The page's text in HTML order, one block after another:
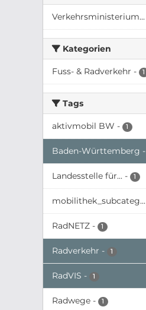
Verkehrsministerium...
Kategorien
Fuss- & Radverkehr - 1
Tags
aktivmobil BW - 1
Baden-Württemberg -
Landesstelle für... - 1
mobilithek_subcateg...
RadNETZ - 1
Radverkehr - 1
RadVIS - 1
Radwege - 1